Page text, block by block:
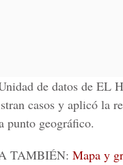
de datos de EL
casos y aplicó la
punto geográfico.
TAMBIÉN: Mapa y